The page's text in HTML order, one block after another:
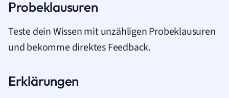
Probeklausuren
Teste dein Wissen mit unzähligen Probeklausuren
und bekomme direktes Feedback.
Erklärungen